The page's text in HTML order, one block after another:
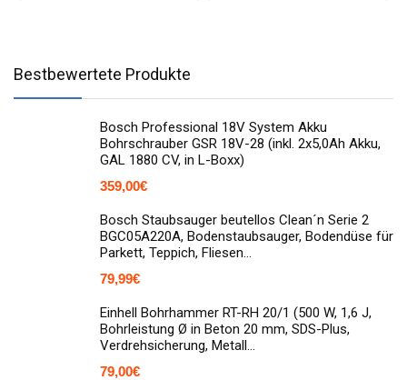
Bestbewertete Produkte
Bosch Professional 18V System Akku
Bohrschrauber GSR 18V-28 (inkl. 2x5,0Ah Akku,
GAL 1880 CV, in L-Boxx)
359,00€
Bosch Staubsauger beutellos Clean´n Serie 2
BGC05A220A, Bodenstaubsauger, Bodendüse für
Parkett, Teppich, Fliesen…
79,99€
Einhell Bohrhammer RT-RH 20/1 (500 W, 1,6 J,
Bohrleistung Ø in Beton 20 mm, SDS-Plus,
Verdrehsicherung, Metall…
79,00€